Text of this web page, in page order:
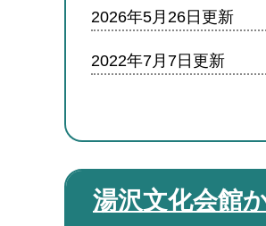
2026年5月26日更新
2022年7月7日更新
湯沢文化会館